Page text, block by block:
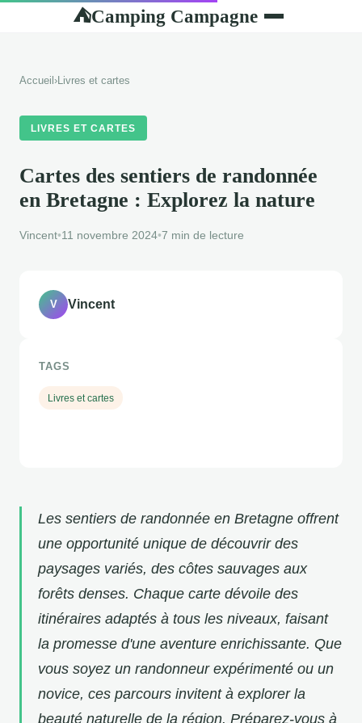
⛺Camping Campagne
Accueil ›Livres et cartes
LIVRES ET CARTES
Cartes des sentiers de randonnée
en Bretagne : Explorez la nature
Vincent•11 novembre 2024•7 min de lecture
Les sentiers de randonnée en Bretagne offrent
une opportunité unique de découvrir des
paysages variés, des côtes sauvages aux
forêts denses. Chaque carte dévoile des
itinéraires adaptés à tous les niveaux, faisant
la promesse d'une aventure enrichissante. Que
vous soyez un randonneur expérimenté ou un
novice, ces parcours invitent à explorer la
beauté naturelle de la région. Préparez-vous à
V Vincent
TAGS
Livres et cartes